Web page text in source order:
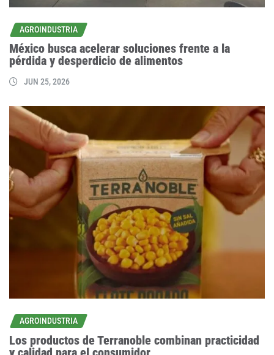
AGROINDUSTRIA
México busca acelerar soluciones frente a la
pérdida y desperdicio de alimentos
JUN 25, 2026
AGROINDUSTRIA
Los productos de Terranoble combinan practicidad